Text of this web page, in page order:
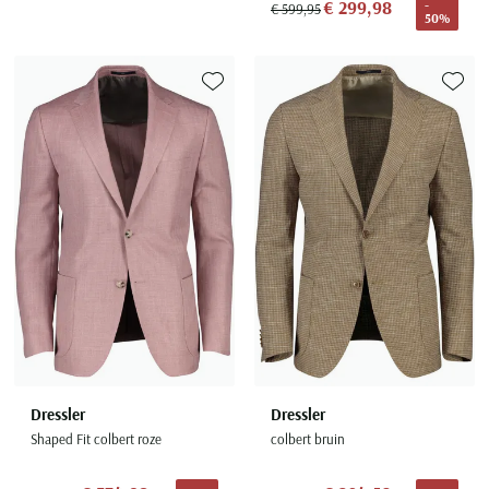
€ 599,95€ 299,98
-
50%
Dressler
Shaped Fit colbert roze
Toevoegen aan favorieten
Dressler
colbert bruin